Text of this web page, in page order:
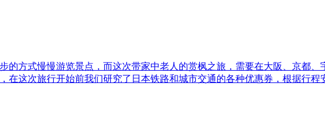
方式慢慢游览景点，而这次带家中老人的赏枫之旅，需要在大阪、京都
这次旅行开始前我们研究了日本铁路和城市交通的各种优惠券，根据行程